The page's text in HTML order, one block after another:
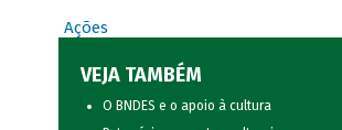
Ações
VEJA TAMBÉM
O BNDES e o apoio à cultura